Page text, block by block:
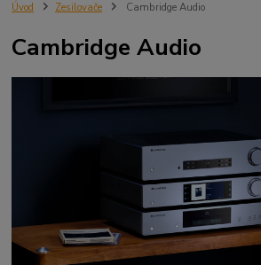
Úvod Zesilovače Cambridge Audio
Cambridge Audio